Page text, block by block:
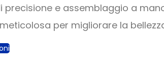
precisione e assemblaggio a
per migliorare la